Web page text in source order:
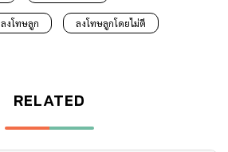
ลงโทษลูก ลงโทษลูกโดยไม่ตี
RELATED